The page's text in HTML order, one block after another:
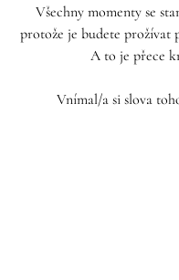
Všechny momenty se
protože je budete prožívat
A to je přece
Vnímal/a si slova